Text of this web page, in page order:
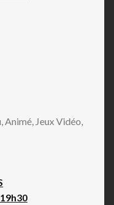
Animé, Jeux Vidéo,